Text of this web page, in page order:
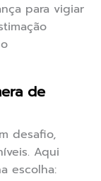
para vigiar
de
desafio,
Aqui
escolha: